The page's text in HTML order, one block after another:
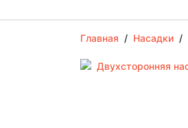
Главная / Насадки /